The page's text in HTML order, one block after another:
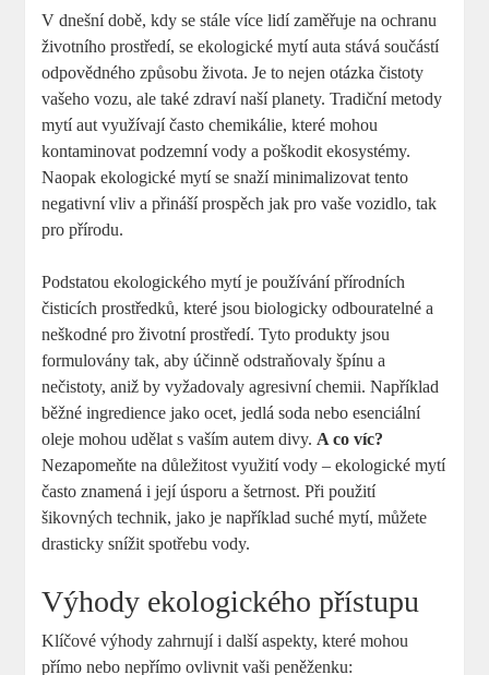
V dnešní době, kdy se stále více lidí zaměřuje na ochranu
životního prostředí, se ekologické mytí auta stává součástí
odpovědného způsobu života. Je to nejen otázka čistoty
vašeho vozu, ale také zdraví naší planety. Tradiční metody
mytí aut využívají často chemikálie, které mohou
kontaminovat podzemní vody a poškodit ekosystémy.
Naopak ekologické mytí se snaží minimalizovat tento
negativní vliv a přináší prospěch jak pro vaše vozidlo, tak
pro přírodu.
Podstatou ekologického mytí je používání přírodních
čisticích prostředků, které jsou biologicky odbouratelné a
neškodné pro životní prostředí. Tyto produkty jsou
formulovány tak, aby účinně odstraňovaly špínu a
nečistoty, aniž by vyžadovaly agresivní chemii. Například
běžné ingredience jako ocet, jedlá soda nebo esenciální
oleje mohou udělat s vaším autem divy. A co víc?
Nezapomeňte na důležitost využití vody – ekologické mytí
často znamená i její úsporu a šetrnost. Při použití
šikovných technik, jako je například suché mytí, můžete
drasticky snížit spotřebu vody.
Výhody ekologického přístupu
Klíčové výhody zahrnují i další aspekty, které mohou
přímo nebo nepřímo ovlivnit vaši peněženku: